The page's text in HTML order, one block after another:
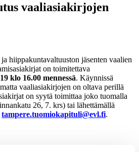
vaaliasiakirjojen
hiippakuntavaltuuston jäsenten vaalien
on toimitettava
klo 16.00 mennessä. Käynnissä
vaaliasiakirjojen on oltava perillä
on syytä toimittaa joko tuomalla
26, 7. krs) tai lähettämällä
tampere.tuomiokapituli@evl.fi.